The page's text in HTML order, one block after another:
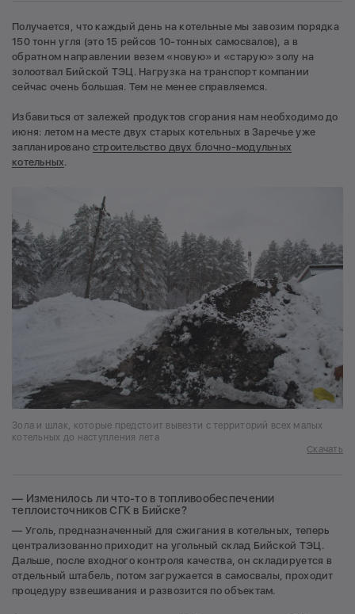
Получается, что каждый день на котельные мы завозим порядка
150 тонн угля (это 15 рейсов 10-тонных самосвалов), а в
обратном направлении везем «новую» и «старую» золу на
золоотвал Бийской ТЭЦ. Нагрузка на транспорт компании
сейчас очень большая. Тем не менее справляемся.
Избавиться от залежей продуктов сгорания нам необходимо до
июня: летом на месте двух старых котельных в Заречье уже
запланировано строительство двух блочно-модульных
котельных.
Зола и шлак, которые предстоит вывезти с территорий всех малых
котельных до наступления лета
Скачать
— Изменилось ли что-то в топливообеспечении
теплоисточников СГК в Бийске?
— Уголь, предназначенный для сжигания в котельных, теперь
централизованно приходит на угольный склад Бийской ТЭЦ.
Дальше, после входного контроля качества, он складируется в
отдельный штабель, потом загружается в самосвалы, проходит
процедуру взвешивания и развозится по объектам.